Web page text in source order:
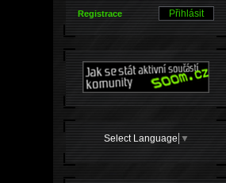
Registrace
Select Language ▼